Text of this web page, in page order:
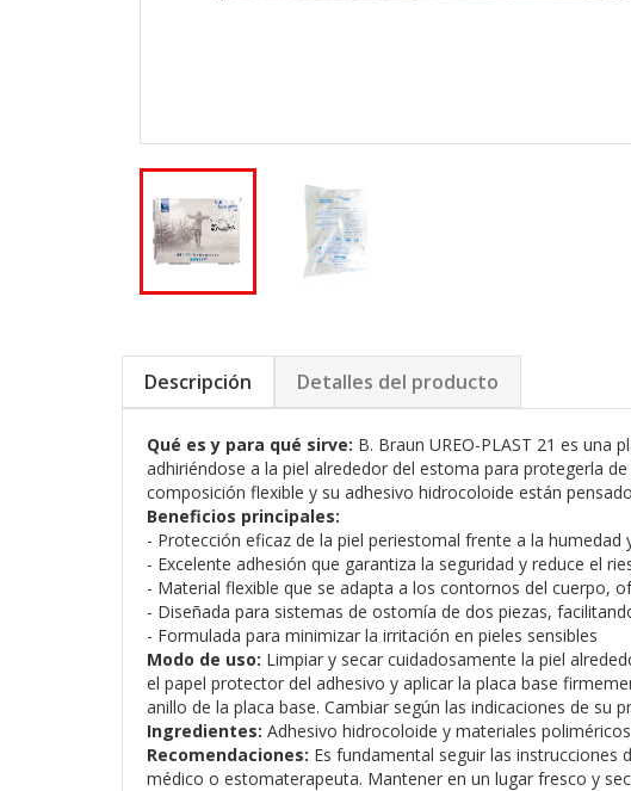
Descripción Detalles del producto
Qué es y para qué sirve: B. Braun UREO-PLAST 21 es
adhiriéndose a la piel alrededor del estoma para protegerla
composición flexible y su adhesivo hidrocoloide están
Beneficios principales:
- Protección eficaz de la piel periestomal frente a la humedad
- Excelente adhesión que garantiza la seguridad y reduce el
- Material flexible que se adapta a los contornos del cuerpo,
- Diseñada para sistemas de ostomía de dos piezas,
- Formulada para minimizar la irritación en pieles sensibles
Modo de uso: Limpiar y secar cuidadosamente la piel
el papel protector del adhesivo y aplicar la placa base
anillo de la placa base. Cambiar según las indicaciones de su
Ingredientes: Adhesivo hidrocoloide y materiales
Recomendaciones: Es fundamental seguir las instrucciones
médico o estomaterapeuta. Mantener en un lugar fresco y